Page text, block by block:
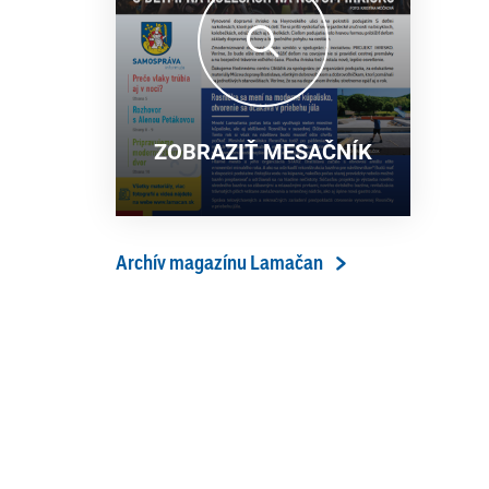
18. 6. 2026
13. ročník Simultánky pod
lipami v Lamači priniesol
výborný šach aj príjemnú
komunitnú atmosféru
ZOBRAZIŤ MESAČNÍK
Archív magazínu Lamačan